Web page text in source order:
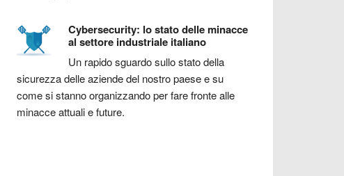
Cybersecurity: lo stato delle minacce
al settore industriale italiano
Un rapido sguardo sullo stato della
sicurezza delle aziende del nostro paese e su
come si stanno organizzando per fare fronte alle
minacce attuali e future.